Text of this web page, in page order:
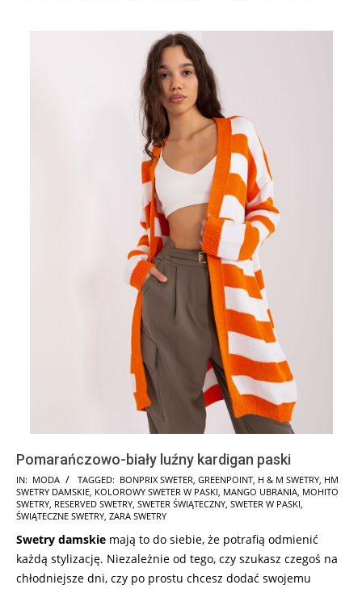
Pomarańczowo-biały luźny kardigan paski
2025-
11-
20
IN: MODA TAGGED: BONPRIX SWETER, GREENPOINT, H & M SWETRY, HM
SWETRY DAMSKIE, KOLOROWY SWETER W PASKI, MANGO UBRANIA, MOHITO
SWETRY, RESERVED SWETRY, SWETER ŚWIĄTECZNY, SWETER W PASKI,
ŚWIĄTECZNE SWETRY, ZARA SWETRY
Swetry damskie mają to do siebie, że potrafią odmienić
każdą stylizację. Niezależnie od tego, czy szukasz czegoś na
chłodniejsze dni, czy po prostu chcesz dodać swojemu